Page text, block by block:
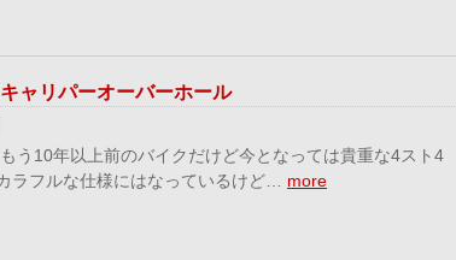
ャリパーオーバーホール
う10年以上前のバイクだけど今となっては貴重な4スト4
ラフルな仕様にはなっているけど… more